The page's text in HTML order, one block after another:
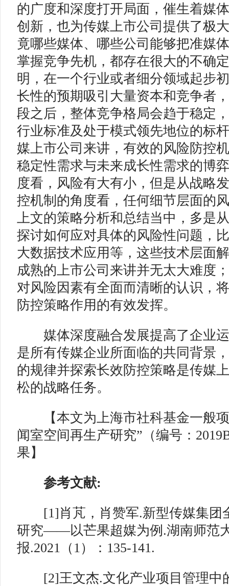
的广度和深度打开局面，催生着媒
创新，也为传媒上市公司提供了极
竟哪些媒体、哪些公司能够把准媒
掌握竞争先机，都存在很大的不确
明，在一个行业或者细分领域起步
长性的预期吸引大量资本和竞争者
段之后，整体竞争格局会趋于稳定
行业标准及处于模式领先地位的标
媒上市公司来讲，有效的风险防控
稳定性需求与未来成长性需求的博
度看，风险有大有小，但是从战略
控机制的角度看，任何细节层面的
上文的策略分析和总结当中，多是
探讨如何应对具体的风险性问题，
大数据技术应用等，这些技术层面
成熟的上市公司来讲并无太大难度
对风险因素有全面而清晰的认识，
防控策略作用的有效发挥。
媒体深度融合发展提高了企业运
是所有传媒企业所面临的共同背景
的规律并探索长效防控策略是传媒
松的战略任务。
【本文为上海市社科基金一般项
闻室空间再生产研究”（编号：
果】
参考文献:
[1]肖芃，肖赞军.新型传媒集团
研究——以芒果超媒为例.湖南师范
报.2021（1）：135-141.
[2]王文杰.文化产业项目管理中